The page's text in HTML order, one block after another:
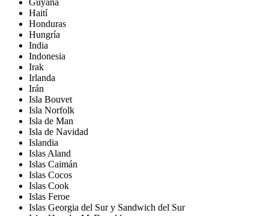
Haití
Honduras
Hungría
India
Indonesia
Irak
Irlanda
Irán
Isla Bouvet
Isla Norfolk
Isla de Man
Isla de Navidad
Islandia
Islas Aland
Islas Caimán
Islas Cocos
Islas Cook
Islas Feroe
Islas Georgia del Sur y Sandwich del Sur